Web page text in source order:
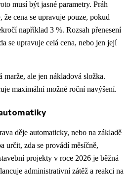
musí být jasné parametry. Práh
cena se upravuje pouze, pokud
například 3 %. Rozsah přenesení
se upravuje celá cena, nebo jen její
marže, ale jen nákladová složka.
maximální možné roční navýšení.
děje automaticky, nebo na základě
určit, zda se provádí měsíčně,
projekty v roce 2026 je běžná
administrativní zátěž a reakci na